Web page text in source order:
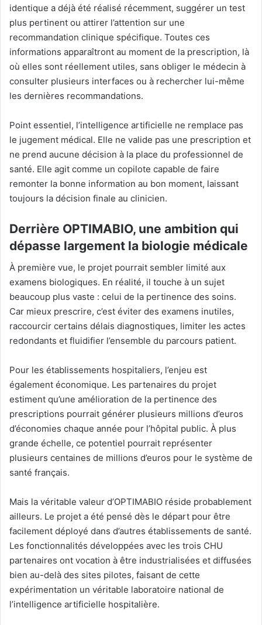
identique a déjà été réalisé récemment, suggérer un test
plus pertinent ou attirer l’attention sur une
recommandation clinique spécifique. Toutes ces
informations apparaîtront au moment de la prescription, là
où elles sont réellement utiles, sans obliger le médecin à
consulter plusieurs interfaces ou à rechercher lui-même
les dernières recommandations.
Point essentiel, l’intelligence artificielle ne remplace pas
le jugement médical. Elle ne valide pas une prescription et
ne prend aucune décision à la place du professionnel de
santé. Elle agit comme un copilote capable de faire
remonter la bonne information au bon moment, laissant
toujours la décision finale au clinicien.
Derrière OPTIMABIO, une ambition qui
dépasse largement la biologie médicale
À première vue, le projet pourrait sembler limité aux
examens biologiques. En réalité, il touche à un sujet
beaucoup plus vaste : celui de la pertinence des soins.
Car mieux prescrire, c’est éviter des examens inutiles,
raccourcir certains délais diagnostiques, limiter les actes
redondants et fluidifier l’ensemble du parcours patient.
Pour les établissements hospitaliers, l’enjeu est
également économique. Les partenaires du projet
estiment qu’une amélioration de la pertinence des
prescriptions pourrait générer plusieurs millions d’euros
d’économies chaque année pour l’hôpital public. À plus
grande échelle, ce potentiel pourrait représenter
plusieurs centaines de millions d’euros pour le système de
santé français.
Mais la véritable valeur d’OPTIMABIO réside probablement
ailleurs. Le projet a été pensé dès le départ pour être
facilement déployé dans d’autres établissements de santé.
Les fonctionnalités développées avec les trois CHU
partenaires ont vocation à être industrialisées et diffusées
bien au-delà des sites pilotes, faisant de cette
expérimentation un véritable laboratoire national de
l’intelligence artificielle hospitalière.